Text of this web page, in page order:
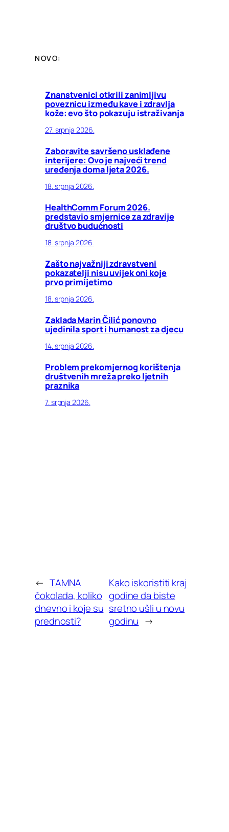
NOVO:
Znanstvenici otkrili zanimljivu
poveznicu između kave i zdravlja
kože: evo što pokazuju istraživanja
27. srpnja 2026.
Zaboravite savršeno usklađene
interijere: Ovo je najveći trend
uređenja doma ljeta 2026.
18. srpnja 2026.
HealthComm Forum 2026.
predstavio smjernice za zdravije
društvo budućnosti
18. srpnja 2026.
Zašto najvažniji zdravstveni
pokazatelji nisu uvijek oni koje
prvo primijetimo
18. srpnja 2026.
Zaklada Marin Čilić ponovno
ujedinila sport i humanost za djecu
14. srpnja 2026.
Problem prekomjernog korištenja
društvenih mreža preko ljetnih
praznika
7. srpnja 2026.
← TAMNA
čokolada, koliko
dnevno i koje su
prednosti?
Kako iskoristiti kraj
godine da biste
sretno ušli u novu
godinu →